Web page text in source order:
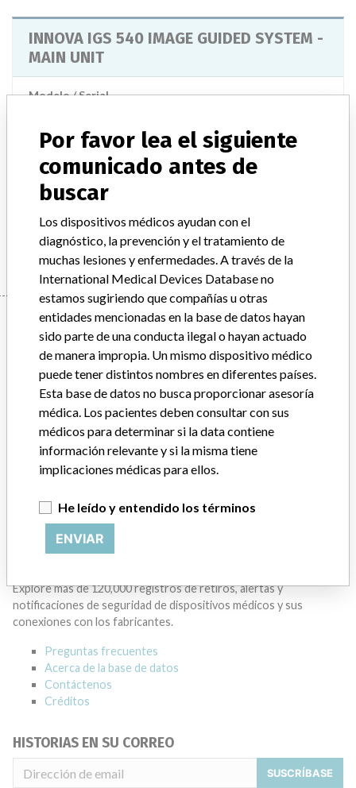
INNOVA IGS 540 IMAGE GUIDED SYSTEM -
MAIN UNIT
Modelo / Serial
Descripción del producto
INNOVA IGS 540 IMAGE GUIDED SYSTEM
GENERAL ELECTRIC CANADA (OPERATING AS GE
HEALTHCARE)
Manufacturer
GENERAL ELECTRIC CANADA (OPERATING
AS GE HEALTHCARE)
Dirección del fabricante MISSISSAUGA
Empresa matriz del fabricante (2017)
Source
Explore más de 120,000 registros de retiros, alertas y
notificaciones de seguridad de dispositivos médicos y sus
conexiones con los fabricantes.
Preguntas frecuentes
Acerca de la base de datos
Contáctenos
Créditos
HISTORIAS EN SU CORREO
SUSCRÍBASE
Por favor lea el siguiente
comunicado antes de
buscar
Los dispositivos médicos ayudan con el
diagnóstico, la prevención y el tratamiento de
muchas lesiones y enfermedades. A través de la
International Medical Devices Database no
estamos sugiriendo que compañías u otras
entidades mencionadas en la base de datos hayan
sido parte de una conducta ilegal o hayan actuado
de manera impropia. Un mismo dispositivo médico
puede tener distintos nombres en diferentes países.
Esta base de datos no busca proporcionar asesoría
médica. Los pacientes deben consultar con sus
médicos para determinar si la data contiene
información relevante y si la misma tiene
implicaciones médicas para ellos.
He leído y entendido los términos
ENVIAR